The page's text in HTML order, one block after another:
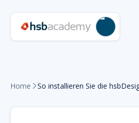
Home So installieren Sie die